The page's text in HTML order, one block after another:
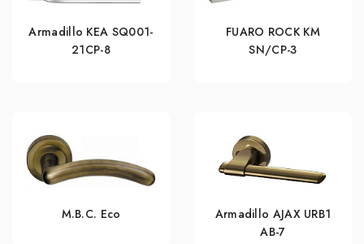
Armadillo KEA SQ001-
21CP-8
FUARO ROCK KM
SN/CP-3
M.B.C. Eco
Armadillo AJAX URB1
АВ-7